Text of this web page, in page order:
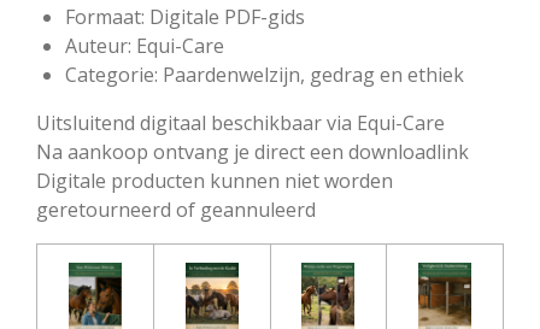
Formaat: Digitale PDF-gids
Auteur: Equi-Care
Categorie: Paardenwelzijn, gedrag en ethiek
Uitsluitend digitaal beschikbaar via Equi-Care
Na aankoop ontvang je direct een downloadlink
Digitale producten kunnen niet worden
geretourneerd of geannuleerd